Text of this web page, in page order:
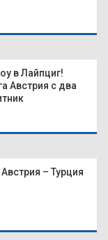
в Лайпциг!
Австрия с два
– Турция